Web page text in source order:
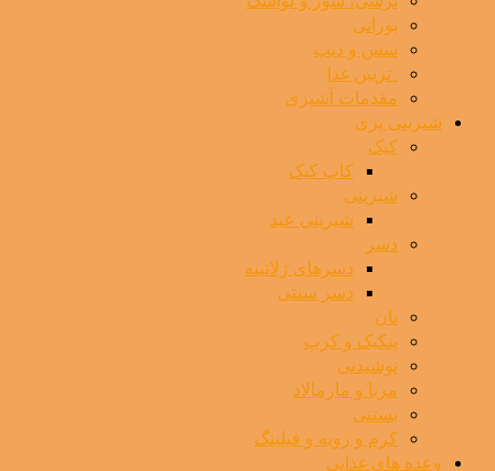
بورانی
سس و دیپ
⁯ ‌ تزیین غذا
مقدمات آشپزی
شیرینی پزی
کیک
کاپ کیک
شیرینی
شیرینی عید
دسر
دسرهای ژلاتینه
دسر سنتی
نان
پنکیک و کرپ
نوشیدنی
مربا و مارمالاد
بستنی
کرم و رویه و فیلینگ
وعده های غذایی